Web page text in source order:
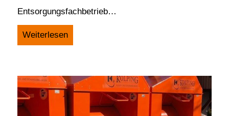
Entsorgungsfachbetrieb…
Weiterlesen